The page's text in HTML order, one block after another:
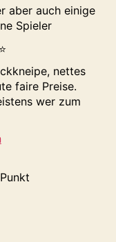
aber auch einige
Spieler
nettes
faire Preise.
wer zum